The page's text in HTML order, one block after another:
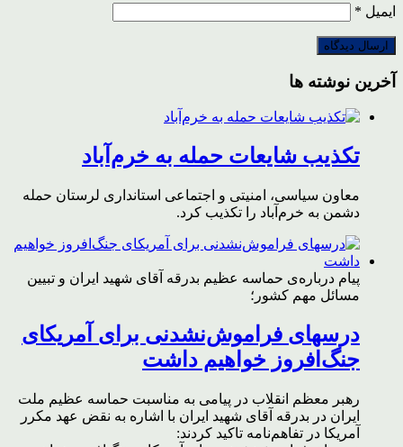
ایمیل *
آخرین نوشته ها
تکذیب شایعات حمله به خرم‌آباد
معاون سیاسی، امنیتی و اجتماعی استانداری لرستان حمله
دشمن به خرم‌آباد را تکذیب کرد.
پیام درباره‌ی حماسه عظیم بدرقه آقای شهید ایران و تبیین
مسائل مهم کشور؛
درسهای فراموش‌نشدنی برای آمریکای
جنگ‌افروز خواهیم داشت
رهبر معظم انقلاب در پیامی به مناسبت حماسه عظیم ملت
ایران در بدرقه آقای شهید ایران با اشاره به نقض عهد مکرر
آمریکا در تفاهم‌نامه تاکید کردند: